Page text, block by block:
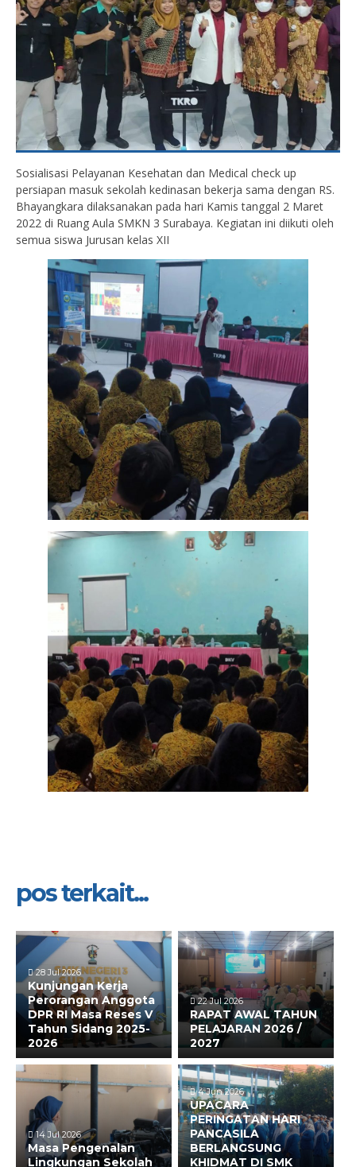
Sosialisasi Pelayanan Kesehatan dan Medical check up
persiapan masuk sekolah kedinasan bekerja sama dengan RS.
Bhayangkara dilaksanakan pada hari Kamis tanggal 2 Maret
2022 di Ruang Aula SMKN 3 Surabaya. Kegiatan ini diikuti oleh
semua siswa Jurusan kelas XII
pos terkait...
28 Jul 2026
Kunjungan Kerja
Perorangan Anggota
DPR RI Masa Reses V
Tahun Sidang 2025-
2026
22 Jul 2026
RAPAT AWAL TAHUN
PELAJARAN 2026 /
2027
14 Jul 2026
Masa Pengenalan
Lingkungan Sekolah
4 Jun 2026
UPACARA
PERINGATAN HARI
PANCASILA
BERLANGSUNG
KHIDMAT DI SMK